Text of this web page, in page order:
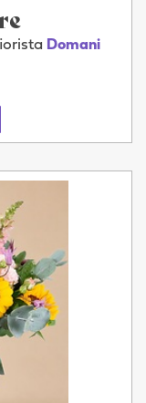
Domani